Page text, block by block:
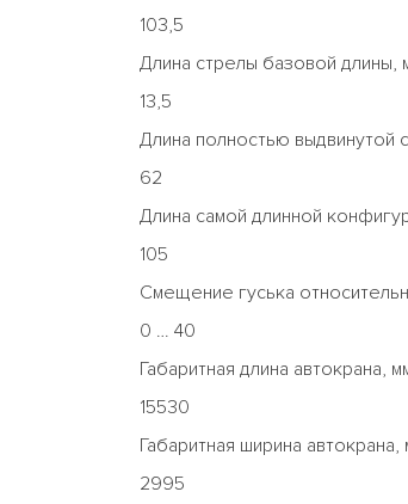
103,5
Длина стрелы базовой длины,
13,5
Длина полностью выдвинутой
62
Длина самой длинной
105
Смещение гуська
0 … 40
Габаритная длина автокрана,
15530
Габаритная ширина автокрана,
2995